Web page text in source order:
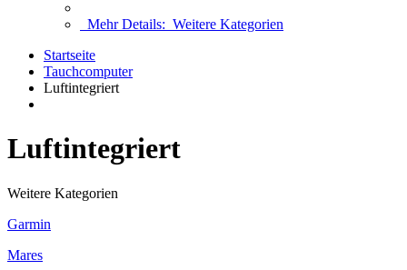
Mehr Details: Weitere Kategorien
Startseite
Tauchcomputer
Luftintegriert
Luftintegriert
Weitere Kategorien
Garmin
Mares